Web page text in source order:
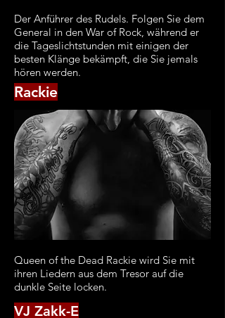
VJ Zakk-E
Rackie
Queen of the Dead Rackie wird Sie mit
ihren Liedern aus dem Tresor auf die
dunkle Seite locken.
Der Anführer des Rudels. Folgen Sie dem
General in den War of Rock, während er
die Tageslichtstunden mit einigen der
besten Klänge bekämpft, die Sie jemals
hören werden.